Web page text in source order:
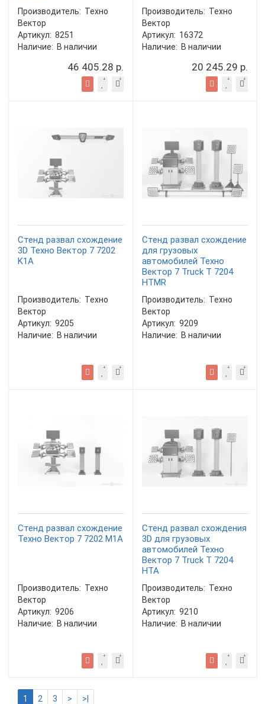
Производитель: Техно
Вектор
Артикул: 8251
Наличие: В наличии
46 405.28 р.
Производитель: Техно
Вектор
Артикул: 16372
Наличие: В наличии
20 245.29 р.
Стенд развал схождение
3D Техно Вектор 7 7202
K1A
Производитель: Техно
Вектор
Артикул: 9205
Наличие: В наличии
Стенд развал схождение
для грузовых
автомобилей Техно
Вектор 7 Truck T 7204
HTMR
Производитель: Техно
Вектор
Артикул: 9209
Наличие: В наличии
Стенд развал схождение
Техно Вектор 7 7202 M1A
Производитель: Техно
Вектор
Артикул: 9206
Наличие: В наличии
Стенд развал схождения
3D для грузовых
автомобилей Техно
Вектор 7 Truck T 7204
HTA
Производитель: Техно
Вектор
Артикул: 9210
Наличие: В наличии
1 2 3 > >|